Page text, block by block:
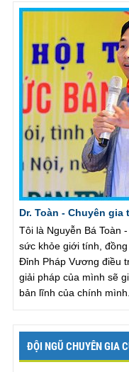
Dr. Toàn - Chuyên
Tôi là Nguyễn Bá Toàn
sức khỏe giới tính,
Đỉnh Pháp Vương điều
giải pháp của mình sẽ
bản lĩnh của chính mình.
ĐỘI NGŨ CHUYÊN GIA